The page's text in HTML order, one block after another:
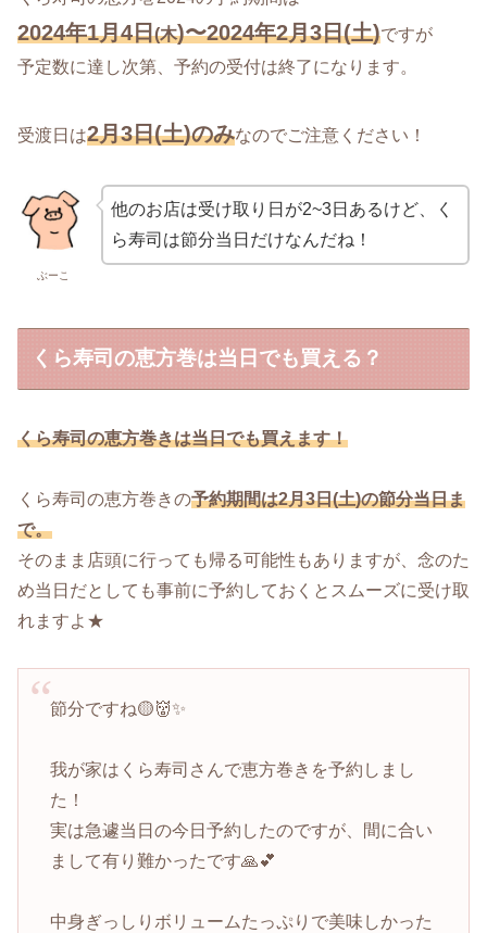
2024年1月4日(木)〜2024年2月3日(土)ですが
予定数に達し次第、予約の受付は終了になります。
受渡日は2月3日(土)のみなのでご注意ください！
ぶーこ
他のお店は受け取り日が2~3日あるけど、く
ら寿司は節分当日だけなんだね！
くら寿司の恵方巻は当日でも買える？
くら寿司の恵方巻きは当日でも買えます！
くら寿司の恵方巻きの予約期間は2月3日(土)の節分当日ま
で。
そのまま店頭に行っても帰る可能性もありますが、念のた
め当日だとしても事前に予約しておくとスムーズに受け取
れますよ★
節分ですね🟡👹✨
我が家はくら寿司さんで恵方巻きを予約しまし
た！
実は急遽当日の今日予約したのですが、間に合い
まして有り難かったです🙏💕
中身ぎっしりボリュームたっぷりで美味しかった